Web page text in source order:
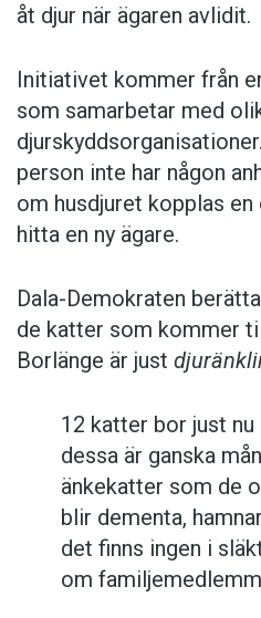
åt djur när ägaren avlidit.
Initiativet kommer från
som samarbetar med
person inte har någon
om husdjuret kopplas
hitta en ny ägare.
Dala-Demokraten
de katter som kommer
Borlänge är just
12 katter bor just
dessa är ganska
änkekatter som de
blir dementa,
det finns ingen i
om